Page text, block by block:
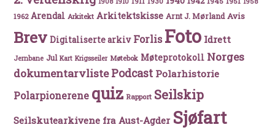
1962 Arendal Arkitekt Arkitektskisse Arnt J. Mørland Avis
Brev Digitaliserte arkiv Forlis Foto Idrett
Jernbane Jul Kart Krigsseiler Møtebok Møteprotokoll Norges
dokumentarvlistePodcast Polarhistorie
Polarpionerene quiz Rapport Seilskip
Seilskutearkivene fra Aust-Agder Sjøfart